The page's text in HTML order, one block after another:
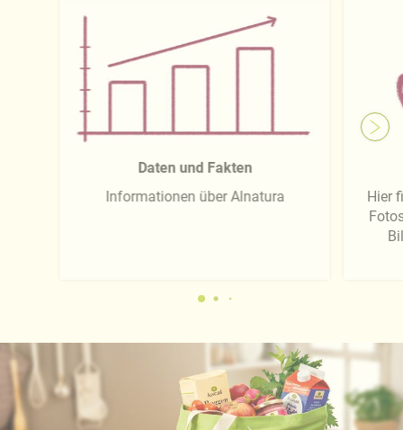
Daten und Fakten
Informationen über Alnatura
Hier